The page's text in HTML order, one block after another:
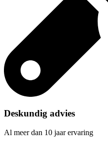
Deskundig advies
Al meer dan 10 jaar ervaring